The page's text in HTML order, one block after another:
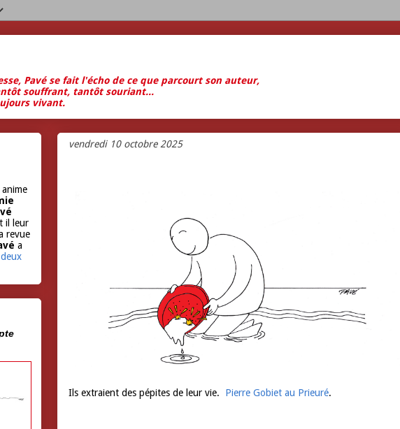
Pavé se fait l'écho de ce que parcourt son auteur,
souffrant, tantôt souriant...
vivant.
vendredi 10 octobre 2025
Ils extraient des pépites de leur vie. Pierre Gobiet au Prieuré.
il leur
revue
a